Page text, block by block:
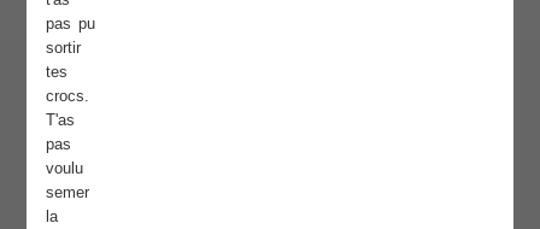
pas pu
sortir
tes
crocs.
T'as
pas
voulu
semer
la